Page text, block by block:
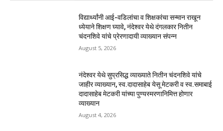
विद्यार्थ्यांनी आई-वडिलांचा व शिक्षकांचा सन्मान राखून
ध्येयाने शिक्षण घ्यावे, नंदेश्वर येथे दंगलकार नितीन
चंदनशिवे यांचे प्रेरणादायी व्याख्यान संपन्न
August 5, 2026
नंदेश्वर येथे सुप्रसिद्ध व्याख्याते नितीन चंदनशिवे यांचे
जाहीर व्याख्यान, स्व.दादासाहेब येसू मेटकरी व स्व.समाबाई
दादासाहेब मेटकरी यांच्या पुण्यस्मरणानिमित्त होणार
व्याख्यान
August 4, 2026